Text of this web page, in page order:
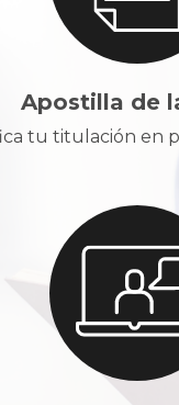
Apostilla de
tu titulación en